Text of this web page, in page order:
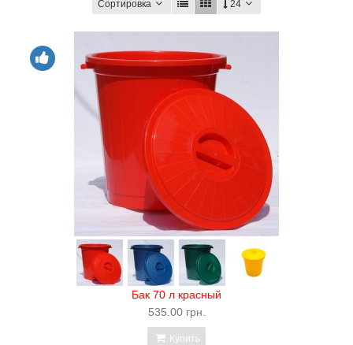
Сортировка 24
Бак 70 л красный
535.00 грн.
Купить